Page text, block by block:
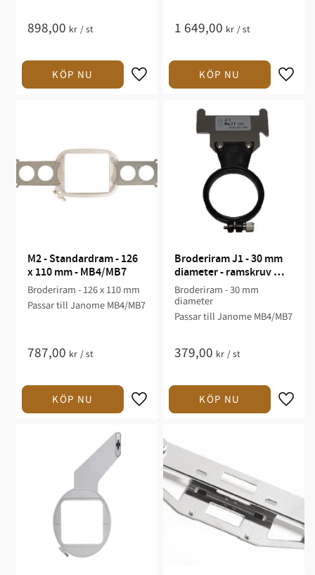
898,00 kr /st 1 649,00 kr /st
M2 - Standardram - 126
x 110 mm - MB4/MB7
Broderiram - 126 x 110 mm
Passar till Janome MB4/MB7
787,00 kr /st
Broderiram J1 - 30 mm
diameter - ramskruv
center - MB4/MB7
Broderiram - 30 mm
diameter
Passar till Janome MB4/MB7
379,00 kr /st